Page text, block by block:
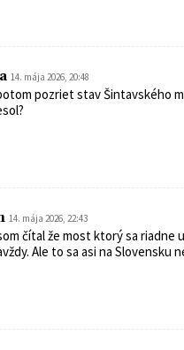
14. mája 2026, 20:48
pozriet stav Šintavského
14. mája 2026, 22:43
čítal že most ktorý sa riadne
Ale to sa asi na Slovensku